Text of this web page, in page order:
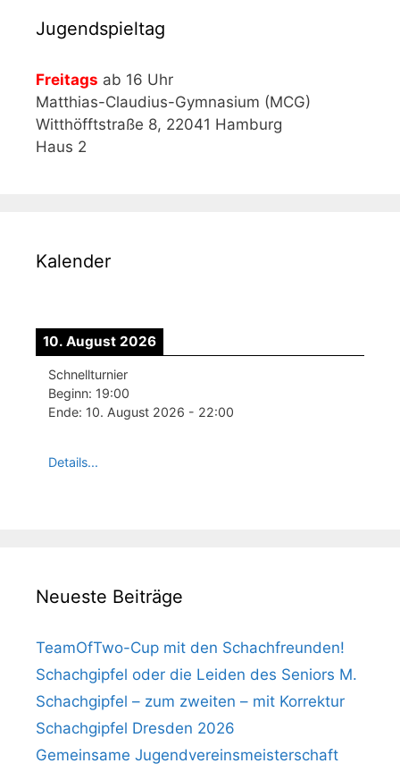
Jugendspieltag
Freitags ab 16 Uhr
Matthias-Claudius-Gymnasium (MCG)
Witthöfftstraße 8, 22041 Hamburg
Haus 2
Kalender
10. August 2026
Schnellturnier
Beginn: 19:00
Ende: 10. August 2026 - 22:00
Details...
Neueste Beiträge
TeamOfTwo-Cup mit den Schachfreunden!
Schachgipfel oder die Leiden des Seniors M.
Schachgipfel – zum zweiten – mit Korrektur
Schachgipfel Dresden 2026
Gemeinsame Jugendvereinsmeisterschaft